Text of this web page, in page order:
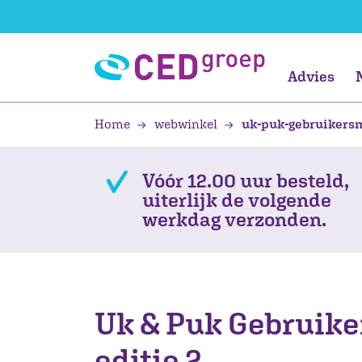
Advies
Kinderopvang /
BSO
Groep 1 en 2
Professional
Organisatie
Champion
werken
Home webwinkel uk-puk-
Vóór 12.00 uur besteld,
uiterlijk de volgende
werkdag verzonden.
Uk & Puk